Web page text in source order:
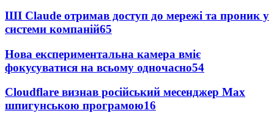
ШІ Claude отримав доступ до мережі та проник у
системи компаній65
Нова експериментальна камера вміє
фокусуватися на всьому одночасно54
Cloudflare визнав російський месенджер Мах
шпигунською програмою16